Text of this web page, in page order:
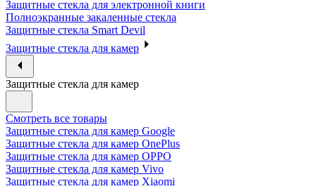
Защитные стекла для электронной книги
Полноэкранные закаленные стекла
Защитные стекла Smart Devil
Защитные стекла для камер
Защитные стекла для камер
Смотреть все товары
Защитные стекла для камер Google
Защитные стекла для камер OnePlus
Защитные стекла для камер OPPO
Защитные стекла для камер Vivo
Защитные стекла для камер Xiaomi